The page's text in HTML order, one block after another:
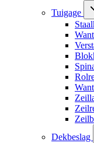
Tuigage
Dekbeslag